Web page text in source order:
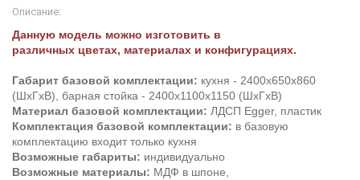
Описание:
Данную модель можно изготовить в
различных цветах, материалах и конфигурациях.
Габарит базовой комплектации: кухня - 2400х650х860
(ШхГхВ), барная стойка - 2400х1100х1150 (ШхГхВ)
Материал базовой комплектации: ЛДСП Egger, пластик
Комплектация базовой комплектации: в базовую
комплектацию входит только кухня
Возможные габариты: индивидуально
Возможные материалы: МДФ в шпоне,